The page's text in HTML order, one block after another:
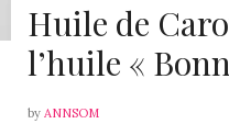
Huile de
l’huile «
by ANNSOM